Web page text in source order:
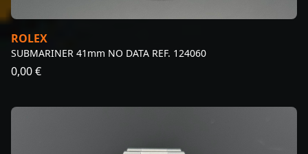
ROLEX
SUBMARINER 41mm NO DATA REF. 124060
0,00 €